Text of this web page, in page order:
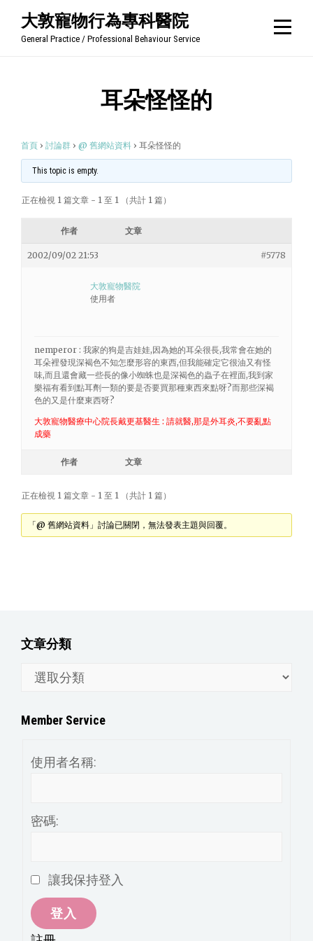
大敦寵物行為專科醫院
General Practice / Professional Behaviour Service
耳朵怪怪的
首頁 › 討論群 › @ 舊網站資料 › 耳朵怪怪的
This topic is empty.
正在檢視 1 篇文章 - 1 至 1 （共計 1 篇）
作者 文章
2002/09/02 21:53 #5778
大敦寵物醫院
使用者
nemperor : 我家的狗是吉娃娃,因為她的耳朵很長,我常會在她的
耳朵裡發現深褐色不知怎麼形容的東西,但我能確定它很油又有怪
味,而且還會藏一些長的像小蜘蛛也是深褐色的蟲子在裡面,我到家
樂福有看到點耳劑一類的要是否要買那種東西來點呀?而那些深褐
色的又是什麼東西呀?
大敦寵物醫療中心院長戴更基醫生 : 請就醫,那是外耳炎,不要亂點
成藥
作者 文章
正在檢視 1 篇文章 - 1 至 1 （共計 1 篇）
「@ 舊網站資料」討論已關閉，無法發表主題與回覆。
文章分類
分
Member Service
使用者名稱:
密碼:
讓我保持登入
登入